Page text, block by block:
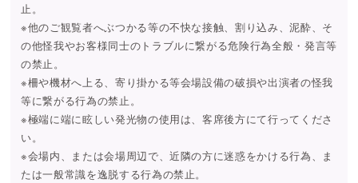
止。
※他のご観覧者へぶつかる等の不快な接触、割り込み、泥酔、そ
の他怪我やお客様同士のトラブルに繋がる危険行為全般・発言等
の禁止。
※柵や機材へ上る、寄り掛かる等会場設備の破損や出演者の怪我
等に繋がる行為の禁止。
※極端に端に眩しい発光物の使用は、客席後方にて行ってくださ
い。
※会場内、または会場周辺で、近隣の方に迷惑をかける行為、ま
たは一般常識を逸脱する行為の禁止。